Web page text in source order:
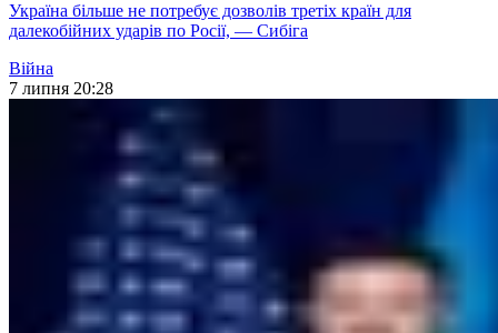
Україна більше не потребує дозволів третіх країн для
далекобійних ударів по Росії, — Сибіга
Війна
7 липня 20:28